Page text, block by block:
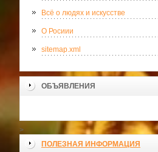
Всё о людях и искусстве
О Росиии
sitemap.xml
ОБЪЯВЛЕНИЯ
>
ПОЛЕЗНАЯ ИНФОРМАЦИЯ